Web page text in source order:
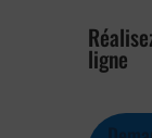
ligne